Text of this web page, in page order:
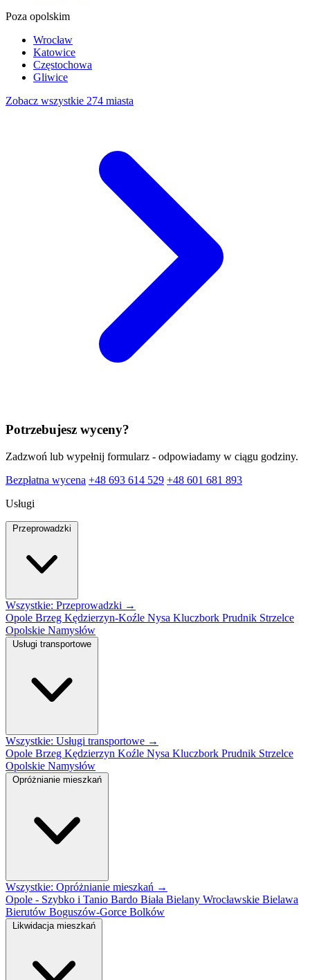
Poza opolskim
Wrocław
Katowice
Częstochowa
Gliwice
Zobacz wszystkie 274 miasta
Potrzebujesz wyceny?
Zadzwoń lub wypełnij formularz - odpowiadamy w ciągu godziny.
Bezpłatna wycena +48 693 614 529 +48 601 681 893
Usługi
Przeprowadzki
Wszystkie: Przeprowadzki →
Opole Brzeg Kędzierzyn-Koźle Nysa Kluczbork Prudnik Strzelce
Opolskie Namysłów
Usługi transportowe
Wszystkie: Usługi transportowe →
Opole Brzeg Kędzierzyn Koźle Nysa Kluczbork Prudnik Strzelce
Opolskie Namysłów
Opróżnianie mieszkań
Wszystkie: Opróżnianie mieszkań →
Opole - Szybko i Tanio Bardo Biała Bielany Wrocławskie Bielawa
Bierutów Boguszów-Gorce Bolków
Likwidacja mieszkań